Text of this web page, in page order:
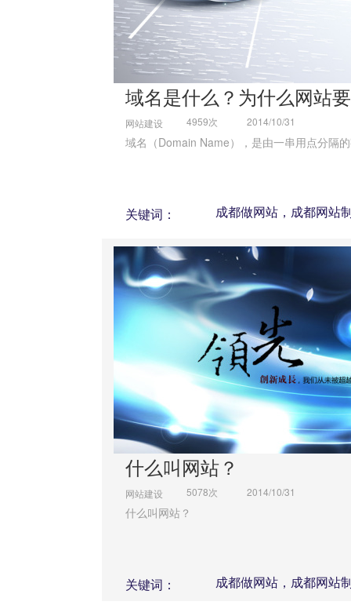
域名是什么？为什么网站
网站建设 4959次 2014/10/31
域名（Domain Name），是由一串用点分隔
关键词：
成都做网站，成都网站
什么叫网站？
网站建设 5078次 2014/10/31
什么叫网站？
关键词：
成都做网站，成都网站